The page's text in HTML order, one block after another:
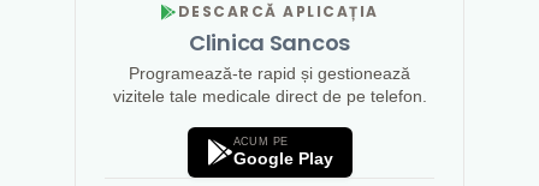
DESCARCĂ APLICAȚIA
Clinica Sancos
Programează-te rapid și gestionează
vizitele tale medicale direct de pe telefon.
ACUM PE
Google Play